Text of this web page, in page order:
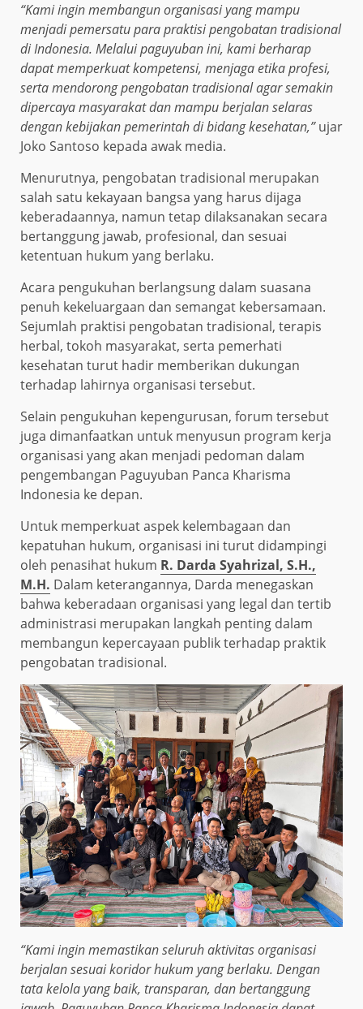
“Kami ingin membangun organisasi yang mampu
menjadi pemersatu para praktisi pengobatan tradisional
di Indonesia. Melalui paguyuban ini, kami berharap
dapat memperkuat kompetensi, menjaga etika profesi,
serta mendorong pengobatan tradisional agar semakin
dipercaya masyarakat dan mampu berjalan selaras
dengan kebijakan pemerintah di bidang kesehatan,”ujar
Joko Santoso kepada awak media.
Menurutnya, pengobatan tradisional merupakan
salah satu kekayaan bangsa yang harus dijaga
keberadaannya, namun tetap dilaksanakan secara
bertanggung jawab, profesional, dan sesuai
ketentuan hukum yang berlaku.
Acara pengukuhan berlangsung dalam suasana
penuh kekeluargaan dan semangat kebersamaan.
Sejumlah praktisi pengobatan tradisional, terapis
herbal, tokoh masyarakat, serta pemerhati
kesehatan turut hadir memberikan dukungan
terhadap lahirnya organisasi tersebut.
Selain pengukuhan kepengurusan, forum tersebut
juga dimanfaatkan untuk menyusun program kerja
organisasi yang akan menjadi pedoman dalam
pengembangan Paguyuban Panca Kharisma
Indonesia ke depan.
Untuk memperkuat aspek kelembagaan dan
kepatuhan hukum, organisasi ini turut didampingi
oleh penasihat hukum R. Darda Syahrizal, S.H.,
M.H. Dalam keterangannya, Darda menegaskan
bahwa keberadaan organisasi yang legal dan tertib
administrasi merupakan langkah penting dalam
membangun kepercayaan publik terhadap praktik
pengobatan tradisional.
“Kami ingin memastikan seluruh aktivitas organisasi
berjalan sesuai koridor hukum yang berlaku. Dengan
tata kelola yang baik, transparan, dan bertanggung